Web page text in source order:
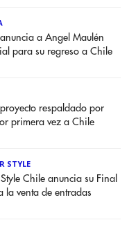
a Angel Maulén
para su regreso a Chile
respaldado por
primera vez a Chile
STYLE
Chile anuncia su Final
la venta de entradas